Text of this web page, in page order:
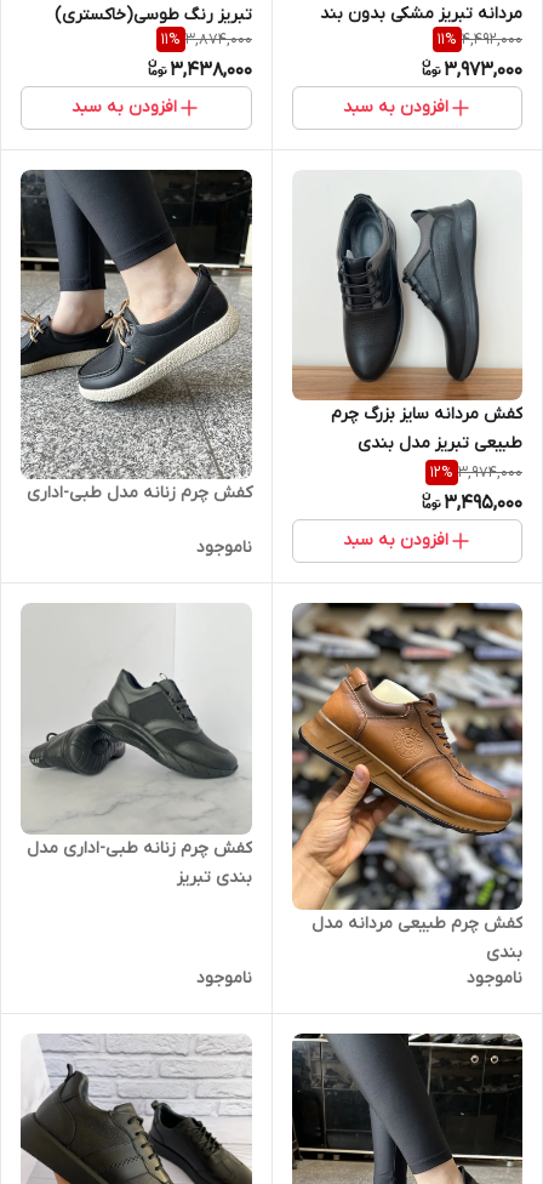
مردانه تبریز مشکی بدون بند
4,492,000
11%
3,973,000
افزودن به سبد
تبریز رنگ طوسی(خاکستری)
3,874,000
11%
3,438,000
افزودن به سبد
کفش مردانه سایز بزرگ چرم
طبیعی تبریز مدل بندی
3,974,000
12%
3,495,000
افزودن به سبد
کفش چرم زنانه مدل طبی-اداری
ناموجود
کفش چرم طبیعی مردانه مدل
بندی
ناموجود
کفش چرم زنانه طبی-اداری مدل
بندی تبریز
ناموجود